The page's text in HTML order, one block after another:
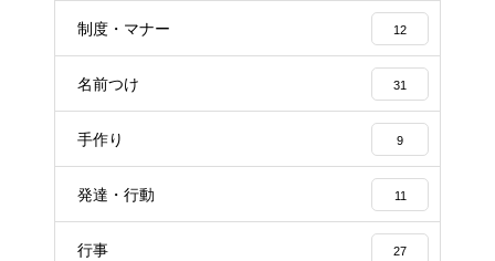
制度・マナー 12
名前つけ 31
手作り 9
発達・行動 11
行事 27